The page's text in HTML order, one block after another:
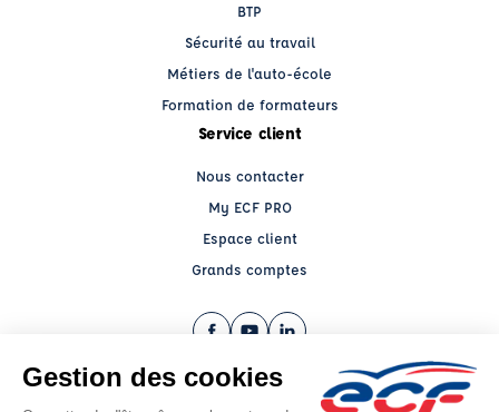
BTP
Sécurité au travail
Métiers de l'auto-école
Formation de formateurs
Service client
Nous contacter
My ECF PRO
Espace client
Grands comptes